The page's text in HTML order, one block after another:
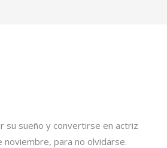
su sueño y convertirse en actriz
para no olvidarse.